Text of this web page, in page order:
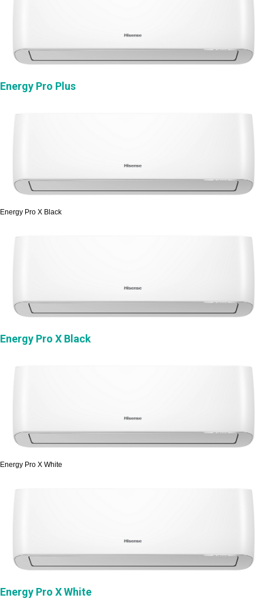
Energy Pro Plus
Energy Pro X Black
Energy Pro X Black
Energy Pro X White
Energy Pro X White